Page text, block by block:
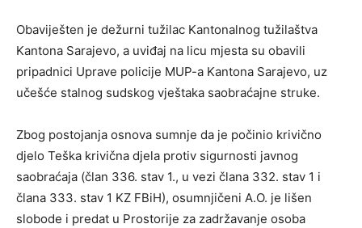
Obaviješten je dežurni tužilac Kantonalnog tužilaštva
Kantona Sarajevo, a uviđaj na licu mjesta su obavili
pripadnici Uprave policije MUP-a Kantona Sarajevo, uz
učešće stalnog sudskog vještaka saobraćajne struke.
Zbog postojanja osnova sumnje da je počinio krivično
djelo Teška krivična djela protiv sigurnosti javnog
saobraćaja (član 336. stav 1., u vezi člana 332. stav 1 i
člana 333. stav 1 KZ FBiH), osumnjičeni A.O. je lišen
slobode i predat u Prostorije za zadržavanje osoba